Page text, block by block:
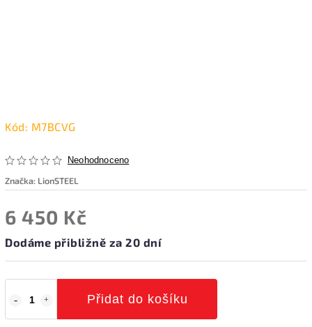
Kód: M7BCVG
Neohodnoceno
Značka: LionSTEEL
6 450 Kč
Dodáme přibližně za 20 dní
Přidat do košíku